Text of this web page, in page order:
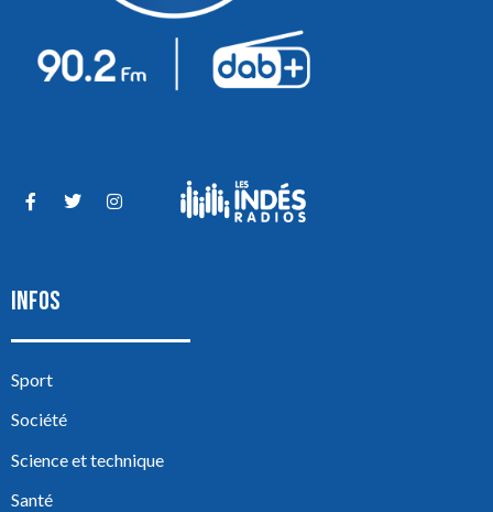
INFOS
Sport
Société
Science et technique
Santé